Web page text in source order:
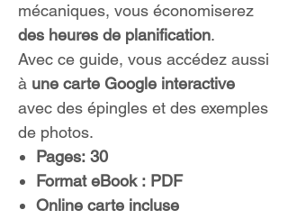
mécaniques, vous économiserez
des heures de planification.
Avec ce guide, vous accédez aussi
à une carte Google interactive
avec des épingles et des exemples
de photos.
Pages: 30
Format eBook : PDF
Online carte incluse